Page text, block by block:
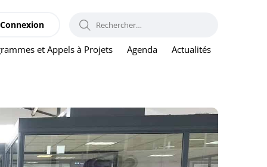
et Appels à Projets Agenda Actualités
Connexion RECHERCHER :